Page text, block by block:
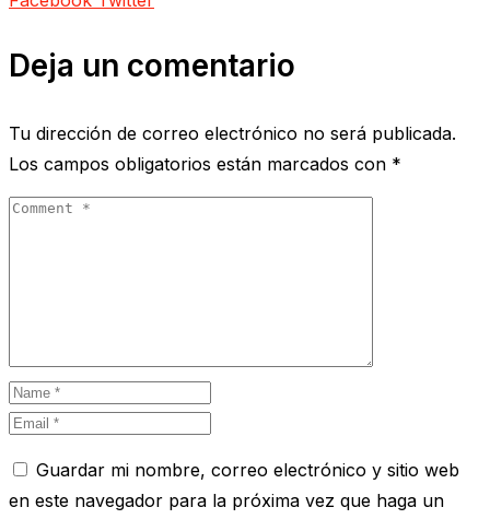
Deja un comentario
Tu dirección de correo electrónico no será publicada.
Los campos obligatorios están marcados con *
Guardar mi nombre, correo electrónico y sitio web
en este navegador para la próxima vez que haga un